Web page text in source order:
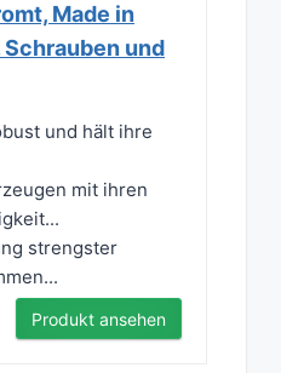
Made in
und
und hält ihre
mit ihren
strengster
Produkt ansehen